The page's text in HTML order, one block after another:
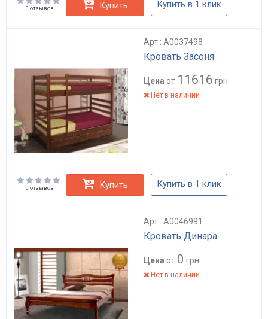
0 отзывов Купить Купить в 1 клик
Арт.: А0037498
Кровать Засоня
Цена от 11616 грн.
Нет в наличии
0 отзывов Купить Купить в 1 клик
Арт.: А0046991
Кровать Динара
Цена от 0 грн.
Нет в наличии